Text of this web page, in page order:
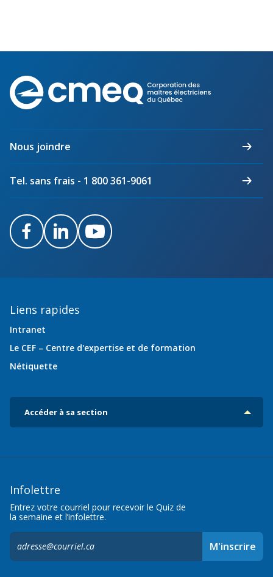
des
électriciens
Nous joindre
Tel. sans frais - 1 800 361-9061
FacebookLinkedInYoutube
Liens rapides
Intranet
Le CEF – Centre d'expertise et de formation
Nétiquette
Accéder à sa section
Infolettre
Entrez votre courriel pour recevoir le Quiz de
la semaine et l’infolettre.
M'inscrire